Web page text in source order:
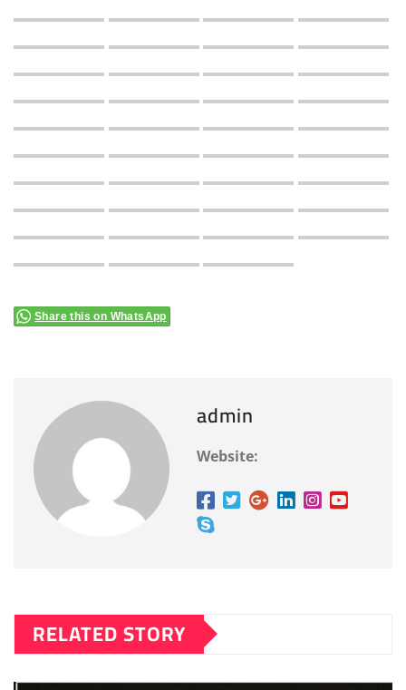
Share this on WhatsApp
admin
Website:
RELATED STORY